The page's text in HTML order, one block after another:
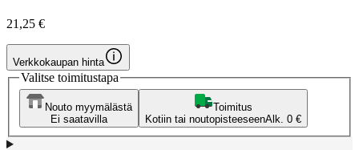
21,25 €
Verkkokaupan hinta
Valitse toimitustapa
Nouto myymälästä
Ei saatavilla
Toimitus
Kotiin tai noutopisteeseenAlk. 0 €